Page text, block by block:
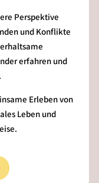
Perspektive
und Konflikte
erfahren und
Erleben von
Leben und